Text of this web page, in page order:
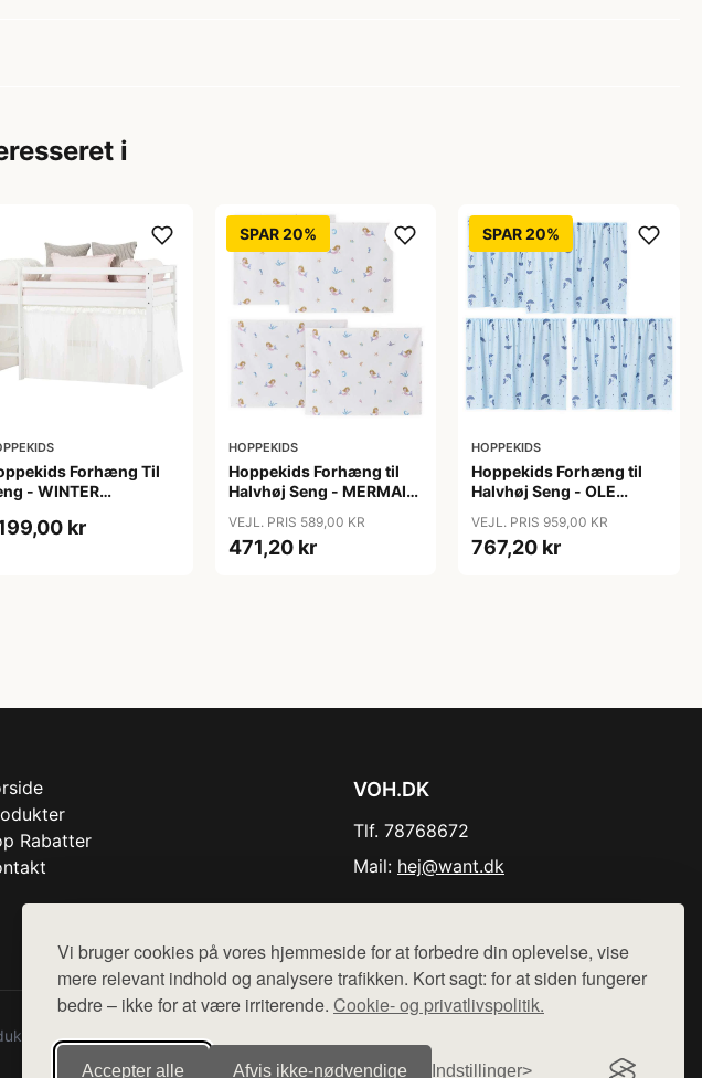
Vi bruger cookies på vores hjemmeside for at forbedre din oplevelse, vise
mere relevant indhold og analysere trafikken. Kort sagt: for at siden fungerer
bedre – ikke for at være irriterende. Cookie- og privatlivspolitik.
Accepter alle Afvis ikke‑nødvendige Indstillinger
i
Forhæng Til
- WINTER
Størrelser
kr
SPAR 20%
HOPPEKIDS
Hoppekids Forhæng til
Halvhøj Seng - MERMAID
VEJL. PRIS 589,00 KR
471,20 kr
SPAR 20%
HOPPEKIDS
Hoppekids Forhæng til
Halvhøj Seng - OLE
VEJL. PRIS 959,00 KR
767,20 kr
Rabatter
VOH.DK
Tlf. 78768672
Mail: hej@want.dk
fra diverse webshops. Der sælges ikke varer fra denne side - vi henviser til de shops,